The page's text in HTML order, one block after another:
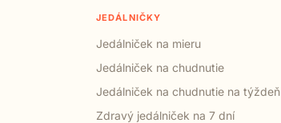
JEDÁLNIČKY
Jedálniček na mieru
Jedálniček na chudnutie
Jedálniček na chudnutie na týždeň
Zdravý jedálniček na 7 dní